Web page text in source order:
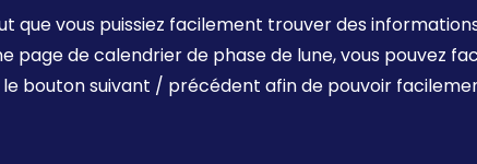
que vous puissiez facilement trouver des
page de calendrier de phase de lune, vous pouvez
bouton suivant / précédent afin de pouvoir